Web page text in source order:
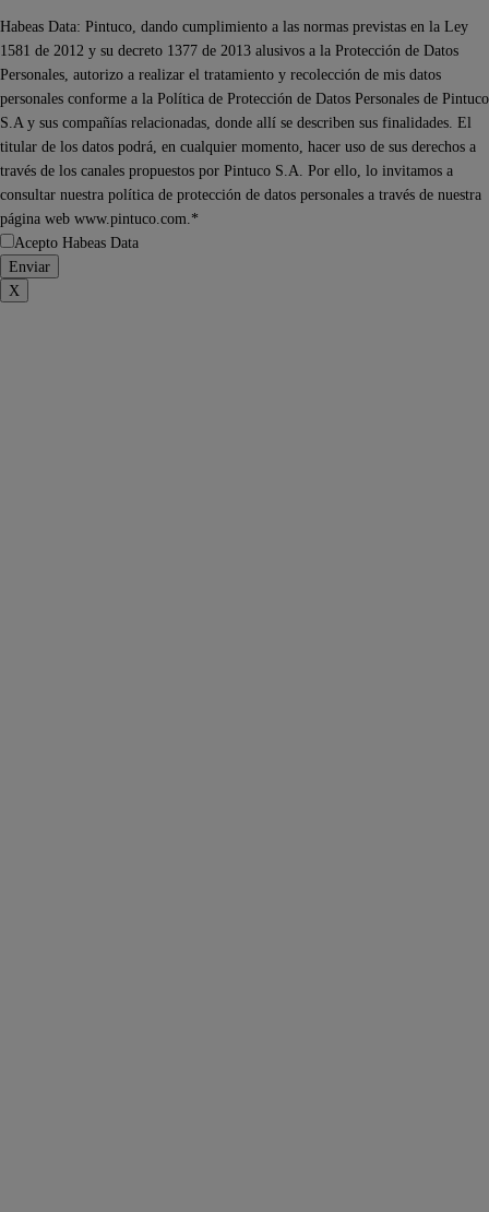
Habeas Data: Pintuco, dando cumplimiento a las normas previstas en la Ley
1581 de 2012 y su decreto 1377 de 2013 alusivos a la Protección de Datos
Personales, autorizo a realizar el tratamiento y recolección de mis datos
personales conforme a la Política de Protección de Datos Personales de Pintuco
S.A y sus compañías relacionadas, donde allí se describen sus finalidades. El
titular de los datos podrá, en cualquier momento, hacer uso de sus derechos a
través de los canales propuestos por Pintuco S.A. Por ello, lo invitamos a
consultar nuestra política de protección de datos personales a través de nuestra
página web www.pintuco.com.*
Acepto Habeas Data
X